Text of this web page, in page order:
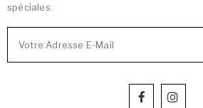
spéciales.